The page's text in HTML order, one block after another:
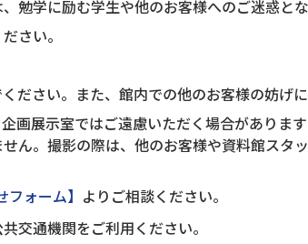
勉学に励む学生や他のお客様へのご迷惑と
さい。
ださい。また、館内での他のお客様の妨げ
画展示室ではご遠慮いただく場合がありま
ん。撮影の際は、他のお客様や資料館スタ
フォーム】 よりご相談ください。
交通機関をご利用ください。